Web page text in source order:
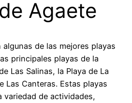
Agaete
de las mejores playas
principales playas de la
Las Salinas, la Playa de La
Las Canteras. Estas playas
variedad de actividades,